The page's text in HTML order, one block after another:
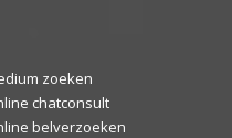
zoeken
chatconsult
belverzoeken